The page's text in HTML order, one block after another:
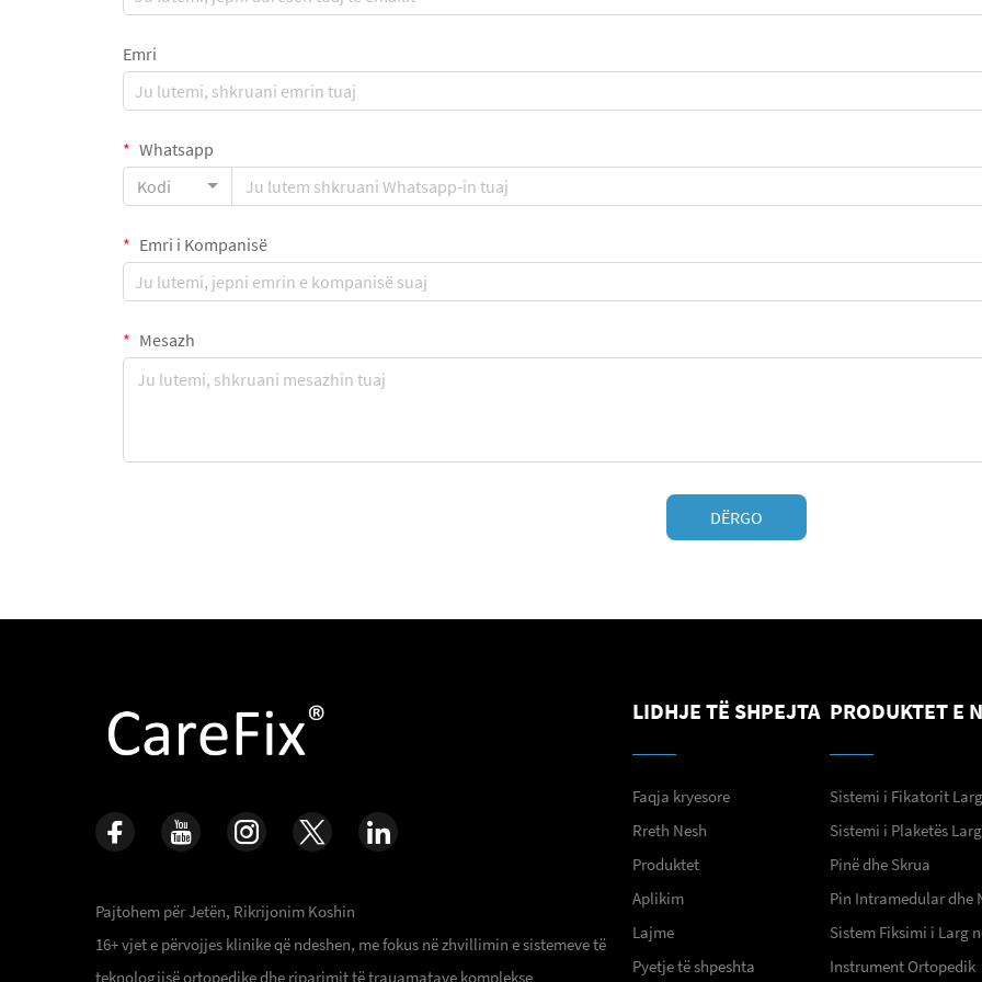
Emri
Whatsapp
Kodi
Emri i Kompanisë
Mesazh
DËRGO
Pajtohem për Jetën, Rikrijonim Koshin
16+ vjet e përvojjes klinike që ndeshen, me fokus në zhvillimin e sistemeve të
teknologjisë ortopedike dhe riparimit të trauamatave komplekse
LIDHJE TË SHPEJTA
Faqja kryesore
Rreth Nesh
Produktet
Aplikim
Lajme
Pyetje të shpeshta
PRODUKTET E
Sistemi i Fikatorit Larg
Sistemi i Plaketës Larg
Pinë dhe Skrua
Pin Intramedular dhe
Sistem Fiksimi i Larg
Instrument Ortopedik